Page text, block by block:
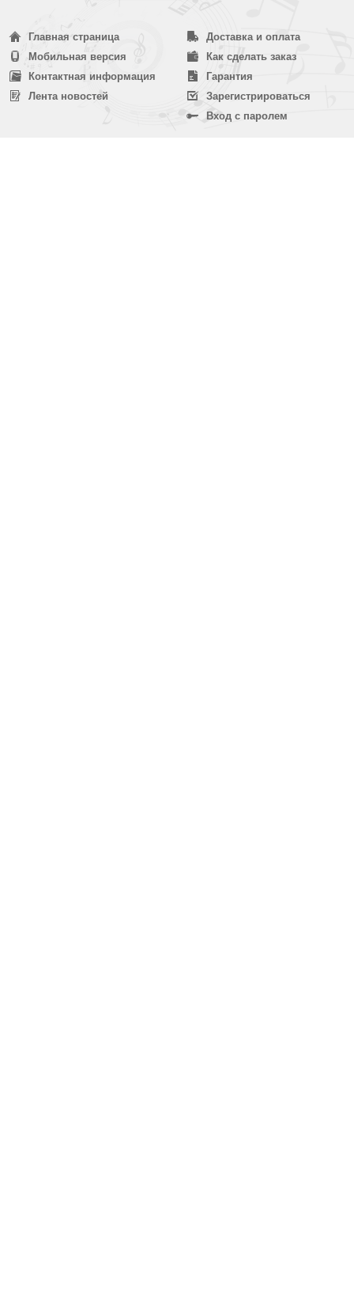
Главная страница
Мобильная версия
Контактная информация
Лента новостей
Доставка и оплата
Как сделать заказ
Гарантия
Зарегистрироваться
Вход с паролем